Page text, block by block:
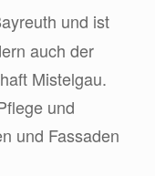
und ist
auch der
Mistelgau.
und
und Fassaden